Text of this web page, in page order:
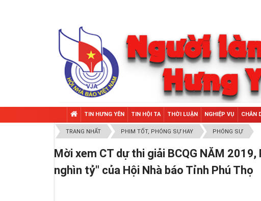
TIN HƯNG YÊN TIN HỘI TA THỜI LUẬN NGHIỆP VỤ CHÂN
TRANG NHẤT PHIM TỐT, PHÓNG SỰ HAY PHÓNG SỰ
Mời xem CT dự thi giải BCQG NĂM
nghìn tỷ" của Hội Nhà báo Tỉnh Phú Thọ